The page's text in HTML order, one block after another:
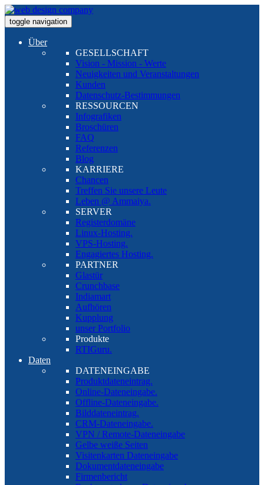
toggle navigation
Über
GESELLSCHAFT
Vision - Mission - Werte
Neuigkeiten und Veranstaltungen
Kunden
Datenschutz-Bestimmungen
RESSOURCEN
Infografiken
Broschüren
FAQ
Referenzen
Blog
KARRIERE
Chancen
Treffen Sie unsere Leute
Leben @ Ammaiya.
SERVER
Registerdomäne
Linux-Hosting.
VPS-Hosting.
Engagiertes Hosting.
PARTNER
Glastür
Crunchbase
Indiamart
Aufhören
Kupplung
unser Portfolio
Produkte
RTIGuru.
Daten
DATENEINGABE
Produktdateneintrag.
Online-Dateneingabe.
Offline-Dateneingabe.
Bilddateneintrag.
CRM-Dateneingabe.
VPN / Remote-Dateneingabe
Gelbe weiße Seiten
Visitenkarten Dateneingabe
Dokumentdateneingabe
Firmenbericht